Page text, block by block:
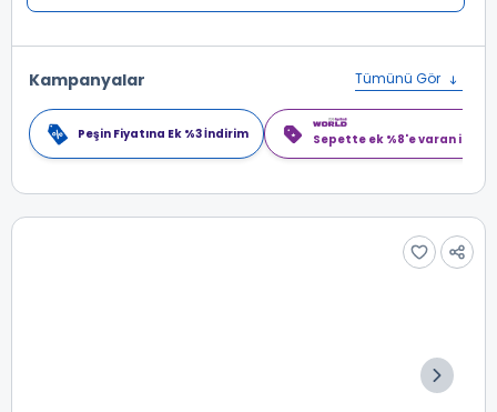
Kampanyalar Tümünü Gör
Peşin Fiyatına Ek %3 İndirim Sepette ek %8'e varan